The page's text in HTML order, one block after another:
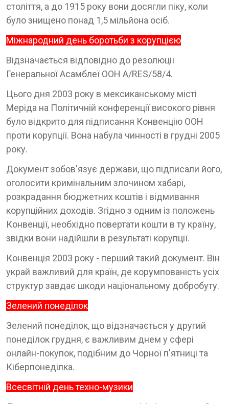
століття, а до 1915 року вони досягли піку, коли
було знищено понад 1,5 мільйона осіб.
Міжнародний день боротьби з корупцією
Відзначається відповідно до резолюції
Генеральної Асамблеї ООН A/RES/58/4.
Цього дня 2003 року в мексиканському місті
Меріда на Політичній конференції високого рівня
було відкрито для підписання Конвенцію ООН
проти корупції. Вона набула чинності в грудні 2005
року.
Документ зобов'язує держави, що підписали його,
оголосити кримінальним злочином хабарі,
розкрадання бюджетних коштів і відмивання
корупційних доходів. Згідно з одним із положень
Конвенції, необхідно повертати кошти в ту країну,
звідки вони надійшли в результаті корупції.
Конвенція 2003 року - перший такий документ. Він
украй важливий для країн, де корумпованість усіх
структур завдає шкоди національному добробуту.
Зелений понеділок
Зелений понеділок, що відзначається у другий
понеділок грудня, є важливим днем у сфері
онлайн-покупок, подібним до Чорної п'ятниці та
Кіберпонеділка.
Всесвітній день техно-музики